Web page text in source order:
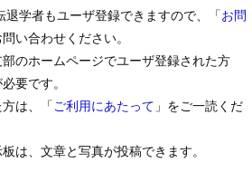
退学者もユーザ登録できますので、「お問
問い合わせください。
のホームページでユーザ登録された方
要です。
は、「 ご利用にあたって 」をご一読くだ
は、文章と写真が投稿できます。